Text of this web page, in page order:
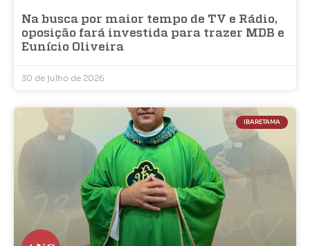
Na busca por maior tempo de TV e Rádio,
oposição fará investida para trazer MDB e
Eunício Oliveira
30 de julho de 2026
IBARETAMA